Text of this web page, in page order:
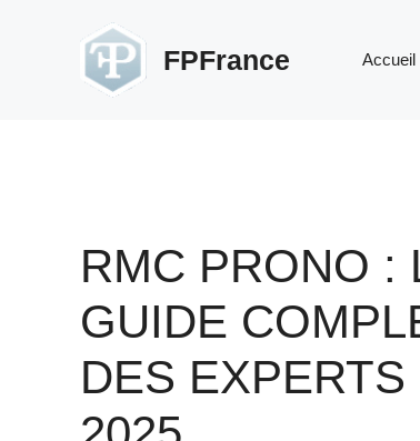
FPFrance Accueil
RMC PRONO :
GUIDE
DES EXPERTS